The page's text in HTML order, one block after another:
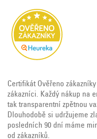
Certifikát Ověřeno
zákazníci. Každý nákup na
tak transparentní zpětnou
Dlouhodobě si udržujeme
posledních 90 dní máme
od zákazníků.